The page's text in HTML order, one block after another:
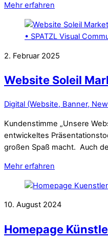
Mehr erfahren
2. Februar 2025
Website Soleil
Digital (Website, Banner,
Kundenstimme „Unsere
entwickeltes
großen Spaß macht. Auch
Mehr erfahren
10. August 2024
Homepage